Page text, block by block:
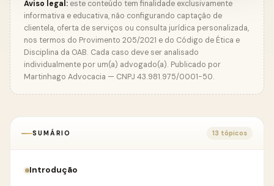
Aviso legal: este conteúdo tem finalidade exclusivamente
informativa e educativa, não configurando captação de
clientela, oferta de serviços ou consulta jurídica personalizada,
nos termos do Provimento 205/2021 e do Código de Ética e
Disciplina da OAB. Cada caso deve ser analisado
individualmente por um(a) advogado(a). Publicado por
Martinhago Advocacia — CNPJ 43.981.975/0001-50.
SUMÁRIO 13 tópicos
Introdução